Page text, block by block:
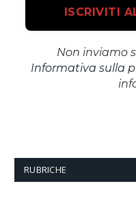
Non inviamo
Informativa sulla
RUBRICHE